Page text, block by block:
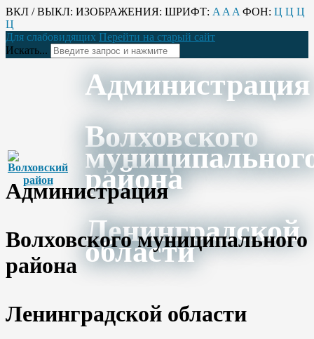
ВКЛ / ВЫКЛ: ИЗОБРАЖЕНИЯ: ШРИФТ: A A A ФОН: Ц Ц Ц
Ц
Для слабовидящих Перейти на старый сайт
Искать...
Администрация
Волховского
района
Ленинградской
области
Администрация
Волховского муниципального
района
Ленинградской области